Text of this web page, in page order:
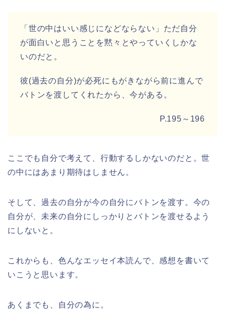
「世の中はいい感じになどならない」ただ自分
が面白いと思うことを黙々とやっていくしかな
いのだと。
彼(過去の自分)が必死にもがきながら前に進んで
バトンを渡してくれたから、今がある。
P.195～196
ここでも自分で考えて、行動するしかないのだと。世
の中にはあまり期待はしません。
そして、過去の自分が今の自分にバトンを渡す。今の
自分が、未来の自分にしっかりとバトンを渡せるよう
にしないと。
これからも、色んなエッセイ本読んで、感想を書いて
いこうと思います。
あくまでも、自分の為に。